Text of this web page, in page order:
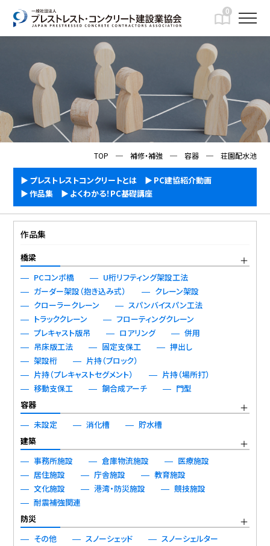
0
IMFORMATION
一般向け情報
TOP ─ 補修・補強 ─ 容器 ─ 荘園配水池
プレストレストコンクリートとは
PC建協紹介動画
作品集
よくわかる！PC基礎講座
作品集
橋梁
PCコンポ橋
U桁リフティング架設工法
ガーダー架設（抱き込み式）
クレーン架設
クローラークレーン
スパンバイスパン工法
トラッククレーン
フローティングクレーン
プレキャスト版吊
ロアリング
併用
吊床版工法
固定支保工
押出し
架設桁
片持（ブロック）
片持（プレキャストセグメント）
片持（場所打）
移動支保工
鋼合成アーチ
門型
容器
未設定
消化槽
貯水槽
建築
事務所施設
倉庫物流施設
医療施設
居住施設
庁舎施設
教育施設
文化施設
港湾・防災施設
競技施設
耐震補強関連
防災
その他
スノーシェッド
スノーシェルター